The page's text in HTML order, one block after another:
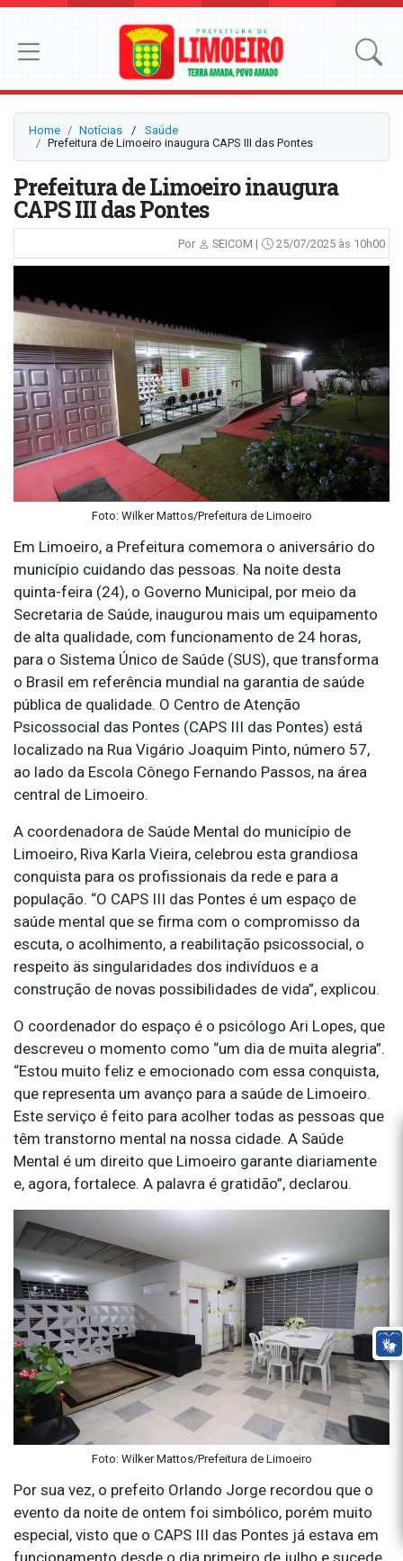
Home Notícias ⠀/⠀ Saúde
Prefeitura de Limoeiro inaugura CAPS III das Pontes
Prefeitura de Limoeiro inaugura
CAPS III das Pontes
Por SEICOM | 25/07/2025 às 10h00
Foto: Wilker Mattos/Prefeitura de Limoeiro
Em Limoeiro, a Prefeitura comemora o aniversário do
município cuidando das pessoas. Na noite desta
quinta-feira (24), o Governo Municipal, por meio da
Secretaria de Saúde, inaugurou mais um equipamento
de alta qualidade, com funcionamento de 24 horas,
para o Sistema Único de Saúde (SUS), que transforma
o Brasil em referência mundial na garantia de saúde
pública de qualidade. O Centro de Atenção
Psicossocial das Pontes (CAPS III das Pontes) está
localizado na Rua Vigário Joaquim Pinto, número 57,
ao lado da Escola Cônego Fernando Passos, na área
central de Limoeiro.
A coordenadora de Saúde Mental do município de
Limoeiro, Riva Karla Vieira, celebrou esta grandiosa
conquista para os profissionais da rede e para a
população. “O CAPS III das Pontes é um espaço de
saúde mental que se firma com o compromisso da
escuta, o acolhimento, a reabilitação psicossocial, o
respeito äs singularidades dos indivíduos e a
construção de novas possibilidades de vida”, explicou.
O coordenador do espaço é o psicólogo Ari Lopes, que
descreveu o momento como “um dia de muita alegria”.
“Estou muito feliz e emocionado com essa conquista,
que representa um avanço para a saúde de Limoeiro.
Este serviço é feito para acolher todas as pessoas que
têm transtorno mental na nossa cidade. A Saúde
Mental é um direito que Limoeiro garante diariamente
e, agora, fortalece. A palavra é gratidão”, declarou.
Foto: Wilker Mattos/Prefeitura de Limoeiro
Por sua vez, o prefeito Orlando Jorge recordou que o
evento da noite de ontem foi simbólico, porém muito
especial, visto que o CAPS III das Pontes já estava em